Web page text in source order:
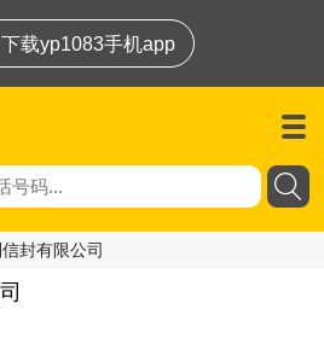
载yp1083手机app
封有限公司